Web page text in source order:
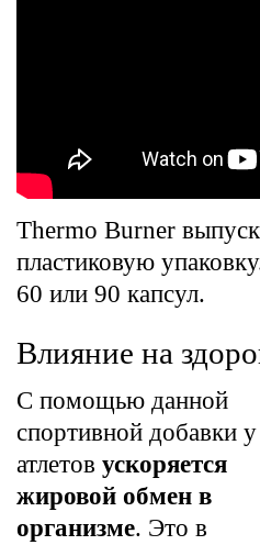
Thermo Burner
пластиковую
60 или 90 капсул.
Влияние на
С помощью данной
спортивной добавки у
атлетов ускоряется
жировой обмен в
организме. Это в